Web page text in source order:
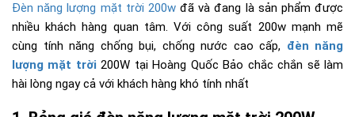
Đèn năng lượng mặt trời 200wđã và đang là sản phẩm được
nhiều khách hàng quan tâm. Với công suất 200w mạnh mẽ
cùng tính năng chống bụi, chống nước cao cấp, đèn năng
lượng mặt trời 200W tại Hoàng Quốc Bảo chắc chắn sẽ làm
hài lòng ngay cả với khách hàng khó tính nhất